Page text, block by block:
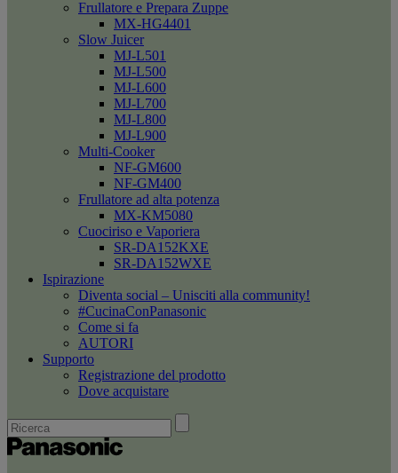
Frullatore e Prepara Zuppe
MX-HG4401
Slow Juicer
MJ-L501
MJ-L500
MJ-L600
MJ-L700
MJ-L800
MJ-L900
Multi-Cooker
NF-GM600
NF-GM400
Frullatore ad alta potenza
MX-KM5080
Cuociriso e Vaporiera
SR-DA152KXE
SR-DA152WXE
Ispirazione
Diventa social – Unisciti alla community!
#CucinaConPanasonic
Come si fa
AUTORI
Supporto
Registrazione del prodotto
Dove acquistare